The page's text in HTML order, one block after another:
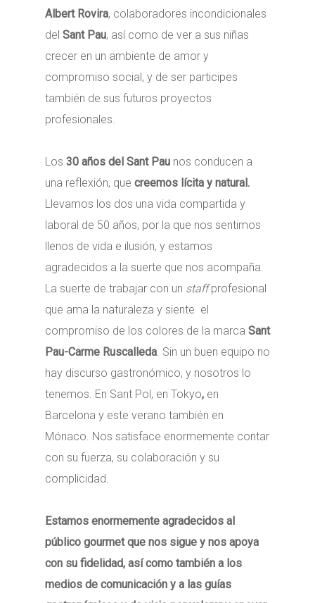
Albert Rovira, colaboradores incondicionales
del Sant Pau, así como de ver a sus niñas
crecer en un ambiente de amor y
compromiso social, y de ser participes
también de sus futuros proyectos
profesionales.
Los 30 años del Sant Pau nos conducen a
una reflexión, que creemos lícita y natural.
Llevamos los dos una vida compartida y
laboral de 50 años, por la que nos sentimos
llenos de vida e ilusión, y estamos
agradecidos a la suerte que nos acompaña.
La suerte de trabajar con un staffprofesional
que ama la naturaleza y siente el
compromiso de los colores de la marca Sant
Pau-Carme Ruscalleda. Sin un buen equipo no
hay discurso gastronómico, y nosotros lo
tenemos. En Sant Pol, en Tokyo, en
Barcelona y este verano también en
Mónaco. Nos satisface enormemente contar
con su fuerza, su colaboración y su
complicidad.
Estamos enormemente agradecidos al
público gourmet que nos sigue y nos apoya
con su fidelidad, así como también a los
medios de comunicación y a las guías